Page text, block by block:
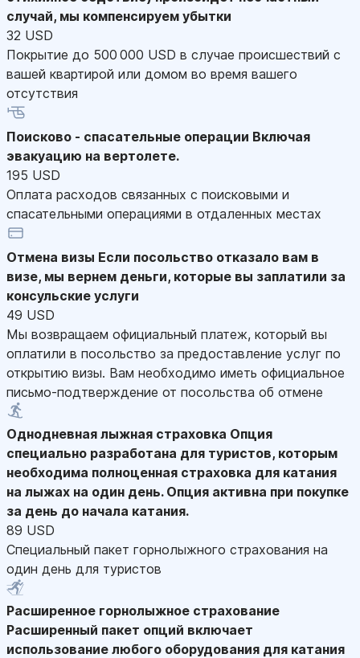
случай, мы компенсируем убытки
32 USD
Покрытие до 500 000 USD в случае происшествий с
вашей квартирой или домом во время вашего
отсутствия
Поисково - спасательные операции Включая
эвакуацию на вертолете.
195 USD
Оплата расходов связанных с поисковыми и
спасательными операциями в отдаленных местах
Отмена визы Если посольство отказало вам в
визе, мы вернем деньги, которые вы заплатили за
консульские услуги
49 USD
Мы возвращаем официальный платеж, который вы
оплатили в посольство за предоставление услуг по
открытию визы. Вам необходимо иметь официальное
письмо-подтверждение от посольства об отмене
Однодневная лыжная страховка Опция
специально разработана для туристов, которым
необходима полноценная страховка для катания
на лыжах на один день. Опция активна при покупке
за день до начала катания.
89 USD
Специальный пакет горнолыжного страхования на
один день для туристов
Расширенное горнолыжное страхование
Расширенный пакет опций включает
использование любого оборудования для катания